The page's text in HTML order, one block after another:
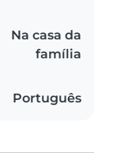
Na casa da
família
Português